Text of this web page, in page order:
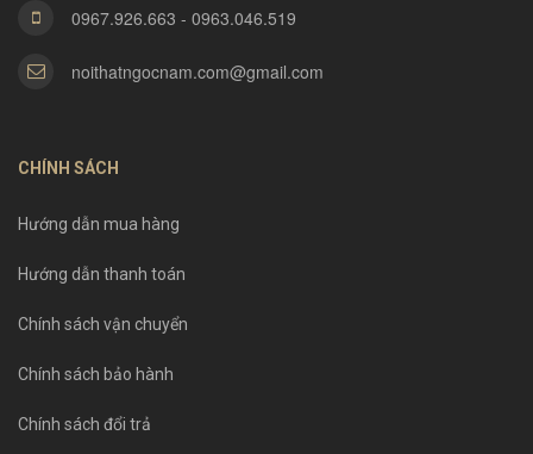
0967.926.663 - 0963.046.519
noithatngocnam.com@gmail.com
CHÍNH SÁCH
Hướng dẫn mua hàng
Hướng dẫn thanh toán
Chính sách vận chuyển
Chính sách bảo hành
Chính sách đổi trả